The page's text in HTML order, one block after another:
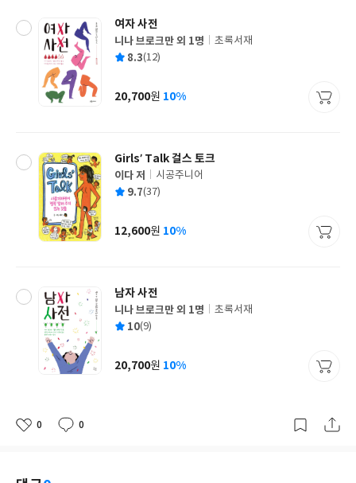
여자 사전
글
쓴
니나 브로크만 외 1명
출
사
초록서재
평 8.3(12)
가
20,700원 10%
Girls’ Talk 걸스 토크
글
쓴
이다 저
출
사
시공주니어
평 9.7(37)
가
12,600원 10%
남자 사전
글
쓴
니나 브로크만 외 1명
출
사
초록서재
평 10(9)
가
20,700원 10%
좋
0
댓
0
작